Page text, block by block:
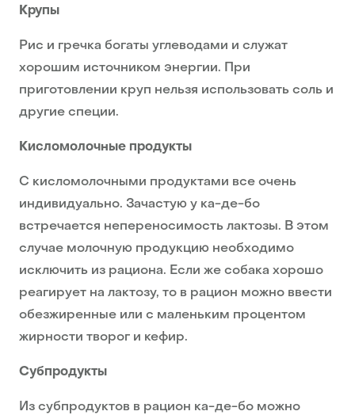
Крупы
Рис и гречка богаты углеводами и служат
хорошим источником энергии. При
приготовлении круп нельзя использовать соль и
другие специи.
Кисломолочные продукты
С кисломолочными продуктами все очень
индивидуально. Зачастую у ка-де-бо
встречается непереносимость лактозы. В этом
случае молочную продукцию необходимо
исключить из рациона. Если же собака хорошо
реагирует на лактозу, то в рацион можно ввести
обезжиренные или с маленьким процентом
жирности творог и кефир.
Субпродукты
Из субпродуктов в рацион ка-де-бо можно